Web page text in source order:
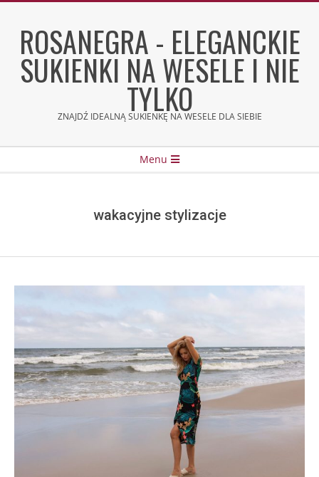
contentROSANEGRA - ELEGANCKIE
SUKIENKI NA WESELE I NIE
TYLKO
ZNAJDŹ IDEALNĄ SUKIENKĘ NA WESELE DLA SIEBIE
Menu
wakacyjne stylizacje